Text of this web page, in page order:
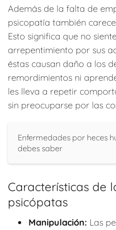
Además de la falta de
psicopatía también
Esto significa que no
arrepentimiento por sus
éstas causan daño a los
remordimientos ni
les lleva a repetir
sin preocuparse por las
Enfermedades por heces
debes saber
Características de
psicópatas
Manipulación: Las